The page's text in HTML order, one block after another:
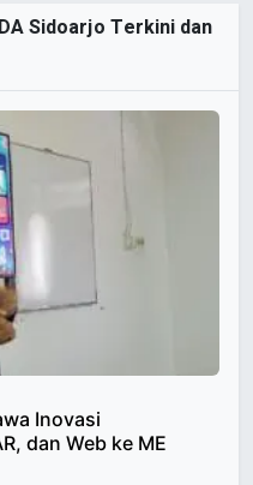
Sidoarjo Terkini dan
Inovasi
dan Web ke ME